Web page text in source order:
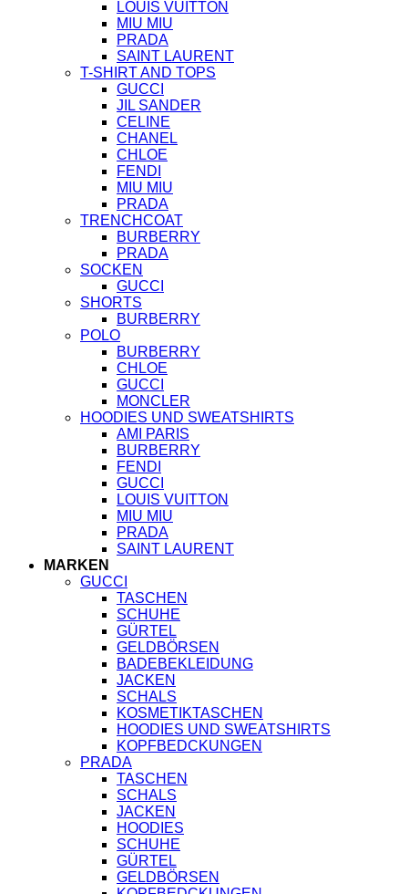
LOUIS VUITTON
MIU MIU
PRADA
SAINT LAURENT
T-SHIRT AND TOPS
GUCCI
JIL SANDER
CELINE
CHANEL
CHLOE
FENDI
MIU MIU
PRADA
TRENCHCOAT
BURBERRY
PRADA
SOCKEN
GUCCI
SHORTS
BURBERRY
POLO
BURBERRY
CHLOE
GUCCI
MONCLER
HOODIES UND SWEATSHIRTS
AMI PARIS
BURBERRY
FENDI
GUCCI
LOUIS VUITTON
MIU MIU
PRADA
SAINT LAURENT
MARKEN
GUCCI
TASCHEN
SCHUHE
GÜRTEL
GELDBÖRSEN
BADEBEKLEIDUNG
JACKEN
SCHALS
KOSMETIKTASCHEN
HOODIES UND SWEATSHIRTS
KOPFBEDCKUNGEN
PRADA
TASCHEN
SCHALS
JACKEN
HOODIES
SCHUHE
GÜRTEL
GELDBÖRSEN